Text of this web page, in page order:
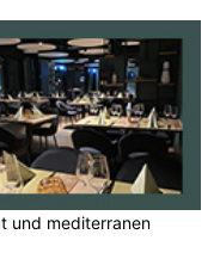
und mediterranen